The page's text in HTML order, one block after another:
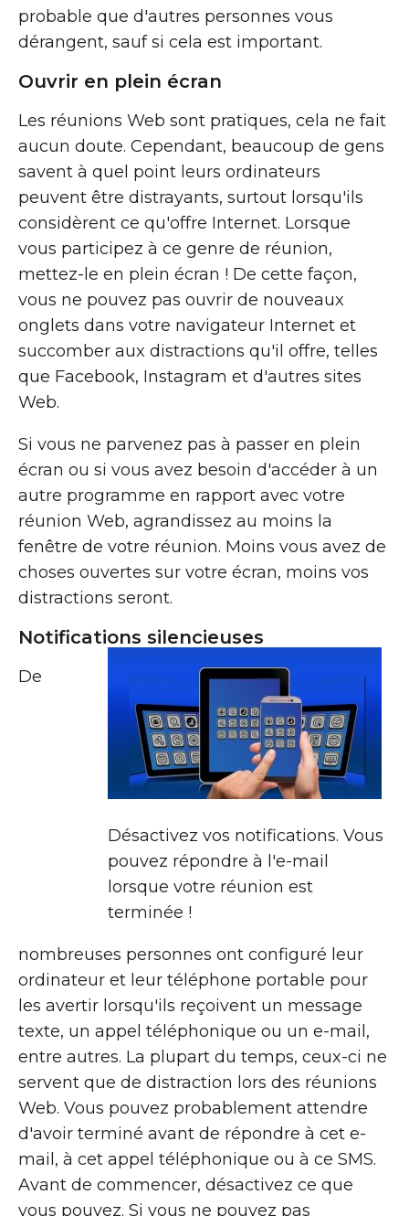
probable que d'autres personnes vous
dérangent, sauf si cela est important.
Ouvrir en plein écran
Les réunions Web sont pratiques, cela ne fait
aucun doute. Cependant, beaucoup de gens
savent à quel point leurs ordinateurs
peuvent être distrayants, surtout lorsqu'ils
considèrent ce qu'offre Internet. Lorsque
vous participez à ce genre de réunion,
mettez-le en plein écran ! De cette façon,
vous ne pouvez pas ouvrir de nouveaux
onglets dans votre navigateur Internet et
succomber aux distractions qu'il offre, telles
que Facebook, Instagram et d'autres sites
Web.
Si vous ne parvenez pas à passer en plein
écran ou si vous avez besoin d'accéder à un
autre programme en rapport avec votre
réunion Web, agrandissez au moins la
fenêtre de votre réunion. Moins vous avez de
choses ouvertes sur votre écran, moins vos
distractions seront.
Notifications silencieuses
Désactivez vos notifications. Vous
pouvez répondre à l'e-mail
lorsque votre réunion est
terminée !
De
nombreuses personnes ont configuré leur
ordinateur et leur téléphone portable pour
les avertir lorsqu'ils reçoivent un message
texte, un appel téléphonique ou un e-mail,
entre autres. La plupart du temps, ceux-ci ne
servent que de distraction lors des réunions
Web. Vous pouvez probablement attendre
d'avoir terminé avant de répondre à cet e-
mail, à cet appel téléphonique ou à ce SMS.
Avant de commencer, désactivez ce que
vous pouvez. Si vous ne pouvez pas